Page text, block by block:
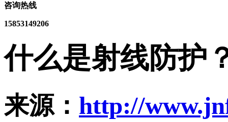
咨询热线
15853149206
什么是射线防护
来源： http://